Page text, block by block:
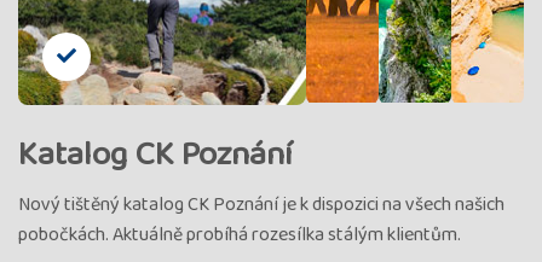
Katalog CK Poznání
Nový tištěný katalog CK Poznání je k dispozici na všech našich
pobočkách. Aktuálně probíhá rozesílka stálým klientům.